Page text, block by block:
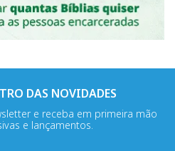
DAS NOVIDADES
e receba em primeira mão
e lançamentos.